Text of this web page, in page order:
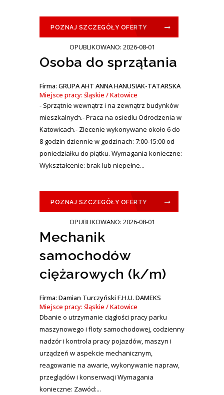
POZNAJ SZCZEGÓŁY OFERTY
OPUBLIKOWANO: 2026-08-01
Osoba do sprzątania
Firma: GRUPA AHT ANNA HANUSIAK-TATARSKA
Miejsce pracy: śląskie / Katowice
- Sprzątnie wewnątrz i na zewnątrz budynków
mieszkalnych.- Praca na osiedlu Odrodzenia w
Katowicach.- Zlecenie wykonywane około 6 do
8 godzin dziennie w godzinach: 7:00-15:00 od
poniedziałku do piątku. Wymagania konieczne:
Wykształcenie: brak lub niepełne...
POZNAJ SZCZEGÓŁY OFERTY
OPUBLIKOWANO: 2026-08-01
Mechanik
samochodów
ciężarowych (k/m)
Firma: Damian Turczyński F.H.U. DAMEKS
Miejsce pracy: śląskie / Katowice
Dbanie o utrzymanie ciągłości pracy parku
maszynowego i floty samochodowej, codzienny
nadzór i kontrola pracy pojazdów, maszyn i
urządzeń w aspekcie mechanicznym,
reagowanie na awarie, wykonywanie napraw,
przeglądów i konserwacji Wymagania
konieczne: Zawód:...